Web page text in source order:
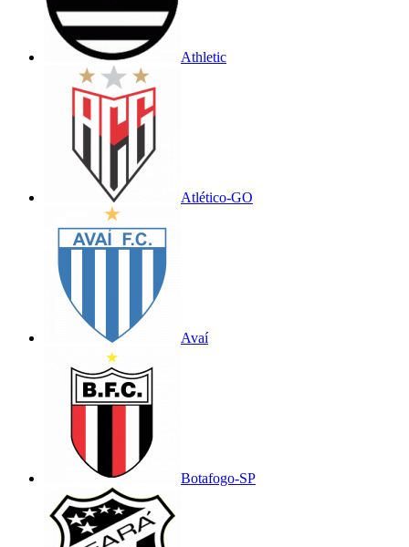
Athletic
Atlético-GO
Avaí
Botafogo-SP